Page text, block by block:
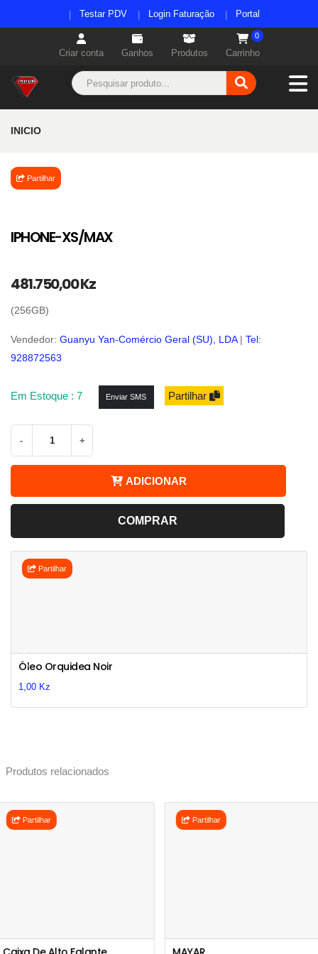
Testar PDV Login Faturação Portal
Criar conta Ganhos Produtos Carrinho
0
INICIO
Partilhar
IPHONE-XS/MAX
481.750,00 Kz
(256GB)
Vendedor: Guanyu Yan-Comércio Geral (SU), LDA| Tel:
928872563
Em Estoque : 7 Enviar SMS Partilhar
- +
ADICIONAR
COMPRAR
Partilhar
Óleo Orquidea Noir
1,00 Kz
Previous
Produtos relacionados
Partilhar Partilhar